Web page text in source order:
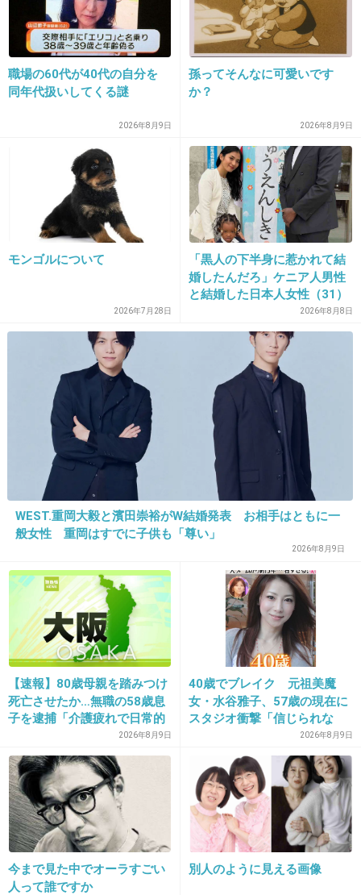
>>8
横だけど、同じこと思った。しかも学校帰りからそのまま
の流れだったら親は感知できんw
2件の返信
-10
>>4
最初これしてたけど、あの子はだめでこの子は
オッケーって状況があったからとりあえずうち
に来る子はみんかオッケーにしてる
で、参観日とかあったときに最近良く遊びに来
てくれてることと連絡先交換したいこと伝えて
+13
17. 匿名2026/07/08(水) 17:47:23
あんまり口出しすると大人になってからSNSとかで寿司ペ
ロとかする人間になっちゃうよ
3件の返信
+4 -6
18. 匿名2026/07/08(水) 17:47:42
>>1
初日に遊びに行く時に「何かご迷惑かけるよう
な事があればご連絡ください よろしくお願い
いたします」みたい事を電話番号を添えて書い
て持たせてたよ
職場の60代が40代の自分を
同年代扱いしてくる謎
2026年8月9日
孫ってそんなに可愛いです
か？
2026年8月9日
モンゴルについて
2026年7月28日
「黒人の下半身に惹かれて結
婚したんだろ」ケニア人男性
と結婚した日本人女性（31）
に“誹謗中傷”殺到…本人が語
る、日本で感じる“外国人差
別”のリアル
2026年8月8日
WEST.重岡大毅と濱田崇裕がW結婚発表 お相手はともに一
般女性 重岡はすでに子供も「尊い」
2026年8月9日
【速報】80歳母親を踏みつけ
死亡させたか…無職の58歳息
子を逮捕「介護疲れで日常的
に暴行」肋骨８本折れ体には
多数の痕 大阪・岬町
2026年8月9日
40歳でブレイク 元祖美魔
女・水谷雅子、57歳の現在に
スタジオ衝撃「信じられな
い」「やっぱすごいね」2026年8月9日
今まで見た中でオーラすごい
人って誰ですか
別人のように見える画像